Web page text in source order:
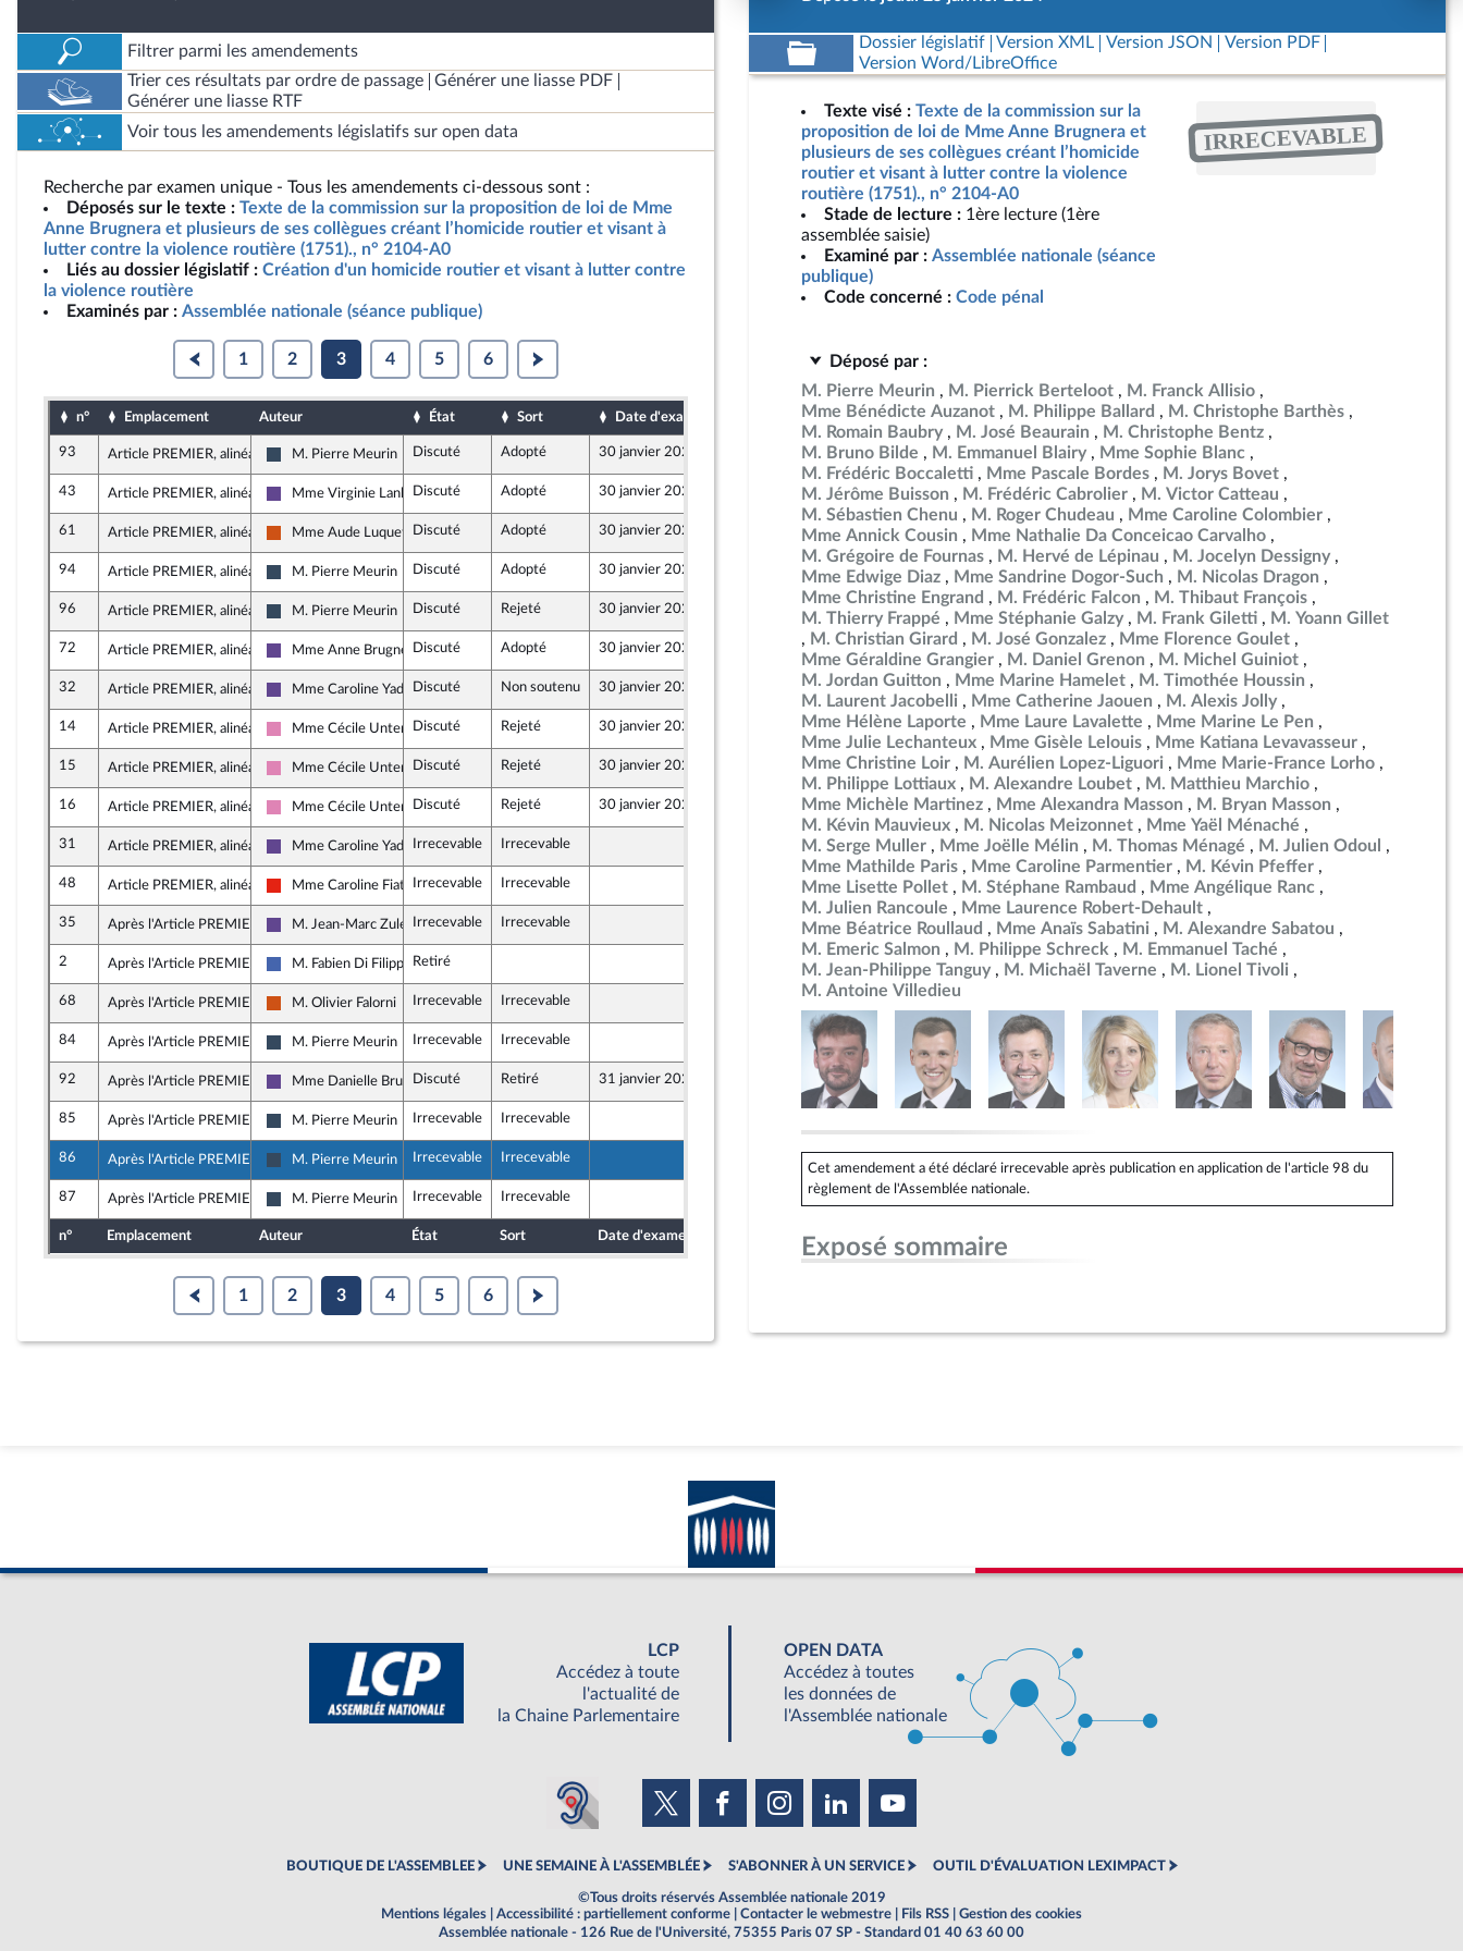
Filtrer parmi les amendements
Trier ces résultats par ordre de passage
Générer une liasse PDF
Générer une liasse RTF
Voir tous les amendements législatifs sur open data
Recherche par examen unique - Tous les amendements ci-dessous sont :
Déposés sur le texte : Texte de la commission sur la proposition de loi de Mme
Anne Brugnera et plusieurs de ses collègues créant l’homicide routier et visant à
lutter contre la violence routière (1751)., n° 2104-A0
Liés au dossier législatif : Création d'un homicide routier et visant à lutter contre
la violence routière
Examinés par : Assemblée nationale (séance publique)
1 2 3 4 5 6
n° Emplacement Auteur État Sort Date d'examen Date de dépôt
93 Article PREMIER, alinéa 59
Rassemblement National
M. Pierre Meurin Discuté Adopté 30 janvier 2024 25 janvier 2024
43 Article PREMIER, alinéa 60
Renaissance
Mme Virginie Lanlo Discuté Adopté 30 janvier 2024 25 janvier 2024
61 Article PREMIER, alinéa 60
Démocrate (MoDem et Indépendants)
Mme Aude Luquet Discuté Adopté 30 janvier 2024 25 janvier 2024
94 Article PREMIER, alinéa 60
Rassemblement National
M. Pierre Meurin Discuté Adopté 30 janvier 2024 25 janvier 2024
96 Article PREMIER, alinéa 61
Rassemblement National
M. Pierre Meurin Discuté Rejeté 30 janvier 2024 25 janvier 2024
72 Article PREMIER, alinéa 64
Renaissance
Mme Anne BrugneraDiscuté Adopté 30 janvier 2024 25 janvier 2024
32 Article PREMIER, alinéa 68
Renaissance
Mme Caroline YadanDiscuté Non soutenu 30 janvier 2024 25 janvier 2024
14 Article PREMIER, alinéa 68
Socialistes et apparentés
Mme Cécile Untermaier
Discuté Rejeté 30 janvier 2024 25 janvier 2024
15 Article PREMIER, alinéa 68
Socialistes et apparentés
Mme Cécile Untermaier
Discuté Rejeté 30 janvier 2024 25 janvier 2024
16 Article PREMIER, alinéa 68
Socialistes et apparentés
Mme Cécile Untermaier
Discuté Rejeté 30 janvier 2024 25 janvier 2024
31 Article PREMIER, alinéa 68
Renaissance
Mme Caroline YadanIrrecevable Irrecevable 25 janvier 2024
48 Article PREMIER, alinéa 62
La France insoumise - Nouvelle Union Populaire écologique et sociale
Mme Caroline Fiat Irrecevable Irrecevable 25 janvier 2024
35 Après l'Article PREMIER
Renaissance
M. Jean-Marc ZulesiIrrecevable Irrecevable 25 janvier 2024
2 Après l'Article PREMIER
Les Républicains
M. Fabien Di Filippo Retiré 24 janvier 2024
68 Après l'Article PREMIER
Démocrate (MoDem et Indépendants)
M. Olivier Falorni Irrecevable Irrecevable 25 janvier 2024
84 Après l'Article PREMIER
Rassemblement National
M. Pierre Meurin Irrecevable Irrecevable 25 janvier 2024
92 Après l'Article PREMIER
Renaissance
Mme Danielle BruleboisDiscuté Retiré 31 janvier 2024 25 janvier 2024
85 Après l'Article PREMIER
Rassemblement National
M. Pierre Meurin Irrecevable Irrecevable
86 Après l'Article PREMIER
Rassemblement National
M. Pierre Meurin Irrecevable Irrecevable 25 janvier 2024
87 Après l'Article PREMIER
Rassemblement National
M. Pierre Meurin Irrecevable Irrecevable 25 janvier 2024
n° Emplacement Auteur État Sort Date d'examen Date de dépôt
1 2 3 4 5 6
Dossier législatif Version XML Version JSON
Version PDF
Version Word/LibreOffice
Texte visé : Texte de la commission sur la
proposition de loi de Mme Anne Brugnera et
plusieurs de ses collègues créant l’homicide
routier et visant à lutter contre la violence
routière (1751)., n° 2104-A0
Stade de lecture : 1ère lecture (1ère
assemblée saisie)
Examiné par : Assemblée nationale (séance
publique)
Code concerné : Code pénal
IRRECEVABLE
Déposé par :
M. Pierre Meurin
M. Pierrick Berteloot
M. Franck Allisio
Mme Bénédicte Auzanot
M. Philippe Ballard
M. Christophe Barthès
M. Romain Baubry
M. José Beaurain
M. Christophe Bentz
M. Bruno Bilde
M. Emmanuel Blairy
Mme Sophie Blanc
M. Frédéric Boccaletti
Mme Pascale Bordes
M. Jorys Bovet
M. Jérôme Buisson
M. Frédéric Cabrolier
M. Victor Catteau
M. Sébastien Chenu
M. Roger Chudeau
Mme Caroline Colombier
Mme Annick Cousin
Mme Nathalie Da Conceicao Carvalho
M. Grégoire de Fournas
M. Hervé de Lépinau
M. Jocelyn Dessigny
Mme Edwige Diaz
Mme Sandrine Dogor-Such
M. Nicolas Dragon
Mme Christine Engrand
M. Frédéric Falcon
M. Thibaut François
M. Thierry Frappé
Mme Stéphanie Galzy M. Frank Giletti
M. Yoann Gillet
M. Christian Girard
M. José Gonzalez
Mme Florence Goulet
Mme Géraldine Grangier
M. Daniel Grenon
M. Michel Guiniot
M. Jordan Guitton
Mme Marine Hamelet
M. Timothée Houssin
M. Laurent Jacobelli
Mme Catherine Jaouen
M. Alexis Jolly
Mme Hélène Laporte
Mme Laure Lavalette
Mme Marine Le Pen
Mme Julie Lechanteux
Mme Gisèle Lelouis
Mme Katiana Levavasseur
Mme Christine Loir
M. Aurélien Lopez-Liguori
Mme Marie-France Lorho
M. Philippe Lottiaux
M. Alexandre Loubet
M. Matthieu Marchio
Mme Michèle Martinez
Mme Alexandra Masson
M. Bryan Masson
M. Kévin Mauvieux
M. Nicolas Meizonnet
Mme Yaël Ménaché
M. Serge Muller
Mme Joëlle Mélin M. Thomas Ménagé
M. Julien Odoul
Mme Mathilde Paris
Mme Caroline Parmentier
M. Kévin Pfeffer
Mme Lisette Pollet
M. Stéphane Rambaud
Mme Angélique Ranc
M. Julien Rancoule
Mme Laurence Robert-Dehault
Mme Béatrice Roullaud
Mme Anaïs Sabatini
M. Alexandre Sabatou
M. Emeric Salmon
M. Philippe Schreck
M. Emmanuel Taché
M. Jean-Philippe Tanguy
M. Michaël Taverne
M. Lionel Tivoli
M. Antoine Villedieu
Cet amendement a été déclaré irrecevable après publication en application de l'article 98 du
règlement de l'Assemblée nationale.
Exposé sommaire
LCP
Accédez à toute
l'actualité de
la Chaine Parlementaire
OPEN DATA
Accédez à toutes
les données de
l'Assemblée nationale
BOUTIQUE DE L'ASSEMBLEE UNE SEMAINE À L'ASSEMBLÉE S'ABONNER À UN SERVICE OUTIL D'ÉVALUATION LEXIMPACT
©Tous droits réservés Assemblée nationale 2019
Mentions légales
Accessibilité : partiellement conforme Contacter le webmestre Fils RSS
Gestion des cookies
Assemblée nationale - 126 Rue de l'Université, 75355 Paris 07 SP - Standard 01 40 63 60 00